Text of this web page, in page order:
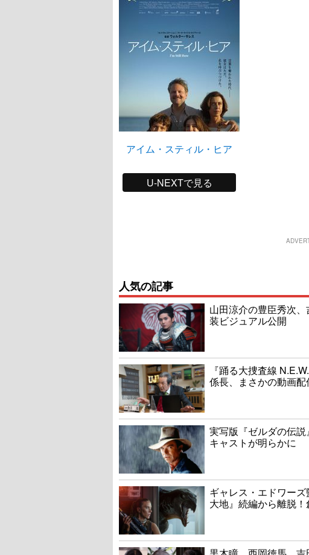
アイム・スティル・ヒア
U-NEXTで見る
人気の記事
山田涼介の豊臣秀次
装ビジュアル公開
『踊る大捜査線
係長、まさかの動画
実写版『ゼルダの伝
キャストが明らかに
ギャレス・エドワー
大地』続編から離脱